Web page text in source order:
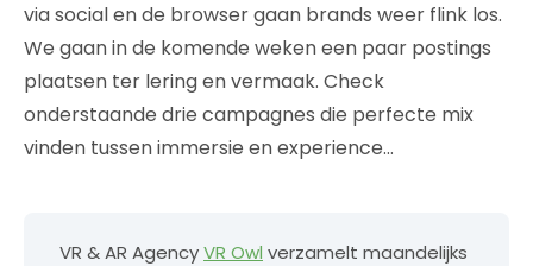
via social en de browser gaan brands weer flink los.
We gaan in de komende weken een paar postings
plaatsen ter lering en vermaak. Check
onderstaande drie campagnes die perfecte mix
vinden tussen immersie en experience…
VR & AR AgencyVR Owl verzamelt maandelijks